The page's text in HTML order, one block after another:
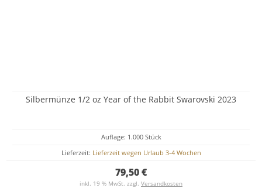
Silbermünze 1/2 oz Year of the Rabbit Swarovski 2023
Auflage: 1.000 Stück
Lieferzeit: Lieferzeit wegen Urlaub 3-4 Wochen
79,50 €
inkl. 19 % MwSt. zzgl. Versandkosten